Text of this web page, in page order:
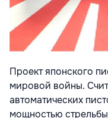
Проект японского
мировой войны.
автоматических
мощностью